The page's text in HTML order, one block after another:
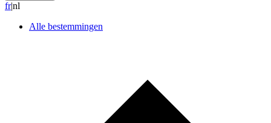
fr|nl
Alle bestemmingen